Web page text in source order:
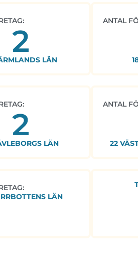
2
LÄN
ANTAL
2
LÄN
ANTAL
22
LÄN